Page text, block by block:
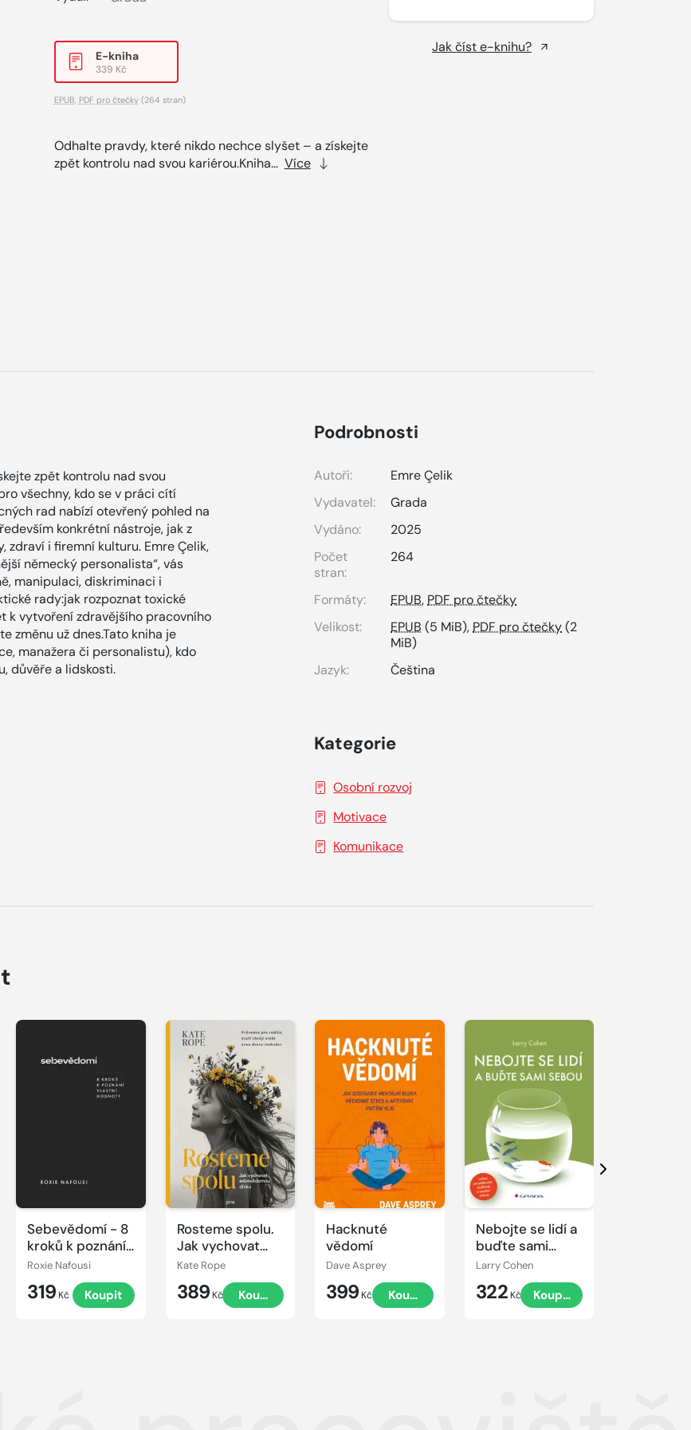
E-kniha
339 Kč
EPUB PDF pro čtečky(264 stran)
Odhalte pravdy, které nikdo nechce slyšet – a získejte
zpět kontrolu nad svou kariérou.Kniha... Více
Jak číst e-knihu?
zpět kontrolu nad svou
všechny, kdo se v práci cítí
rad nabízí otevřený pohled na
konkrétní nástroje, jak z
zdraví i firemní kulturu. Emre Çelik,
německý personalista“, vás
manipulaci, diskriminaci i
rady:jak rozpoznat toxické
k vytvoření zdravějšího pracovního
změnu už dnes.Tato kniha je
manažera či personalistu), kdo
důvěře a lidskosti.
Podrobnosti
Autoři:
Emre Çelik
Vydavatel:
Grada
Vydáno:
2025
Počet
stran:
264
Formáty: EPUB, PDF pro čtečky
Velikost:
EPUB (5 MiB), PDF pro čtečky(2
MiB)
Jazyk:
Čeština
Kategorie
Osobní rozvoj
Motivace
Komunikace
Sebevědomí - 8
kroků k poznání
vlastní hodnoty
Roxie Nafousi
319 Kč Koupit
Rosteme spolu.
Jak vychovat
sebevědomou
Kate Rope
389 Kč Koupit
Hacknuté
vědomí
Dave Asprey
399 Kč Koupit
Nebojte se lidí a
buďte sami
sebou
Larry Cohen
322 Kč Koupit
Další